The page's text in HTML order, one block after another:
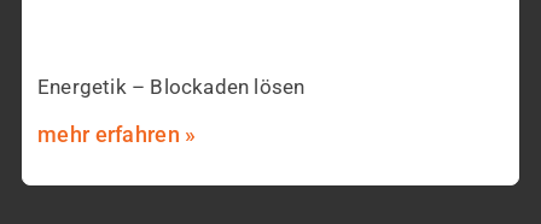
Energetik – Blockaden lösen
mehr erfahren »